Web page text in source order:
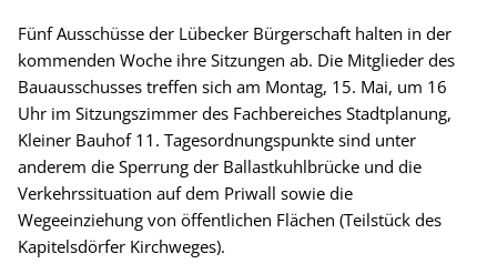
Fünf Ausschüsse der Lübecker Bürgerschaft halten in der
kommenden Woche ihre Sitzungen ab. Die Mitglieder des
Bauausschusses treffen sich am Montag, 15. Mai, um 16
Uhr im Sitzungszimmer des Fachbereiches Stadtplanung,
Kleiner Bauhof 11. Tagesordnungspunkte sind unter
anderem die Sperrung der Ballastkuhlbrücke und die
Verkehrssituation auf dem Priwall sowie die
Wegeeinziehung von öffentlichen Flächen (Teilstück des
Kapitelsdörfer Kirchweges).